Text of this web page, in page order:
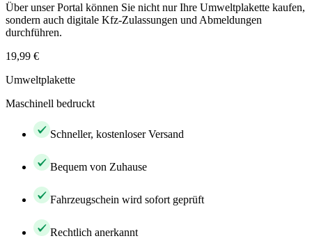
Über unser Portal können Sie nicht nur Ihre Umweltplakette kaufen,
sondern auch digitale Kfz-Zulassungen und Abmeldungen
durchführen.
19,99 €
Umweltplakette
Maschinell bedruckt
Schneller, kostenloser Versand
Bequem von Zuhause
Fahrzeugschein wird sofort geprüft
Rechtlich anerkannt